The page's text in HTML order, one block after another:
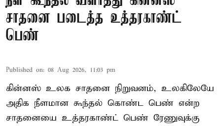
சாதனை படைத்த உத்தரகாண்ட்
பெண்
Published on: 08 Aug 2026, 11:03 pm
கின்னஸ் உலக சாதனை நிறுவனம், உலகிலேயே
அதிக நீளமான கூந்தல் கொண்ட பெண் என்ற
சாதனையை உத்தரகாண்ட் பெண் ரேணுவுக்கு